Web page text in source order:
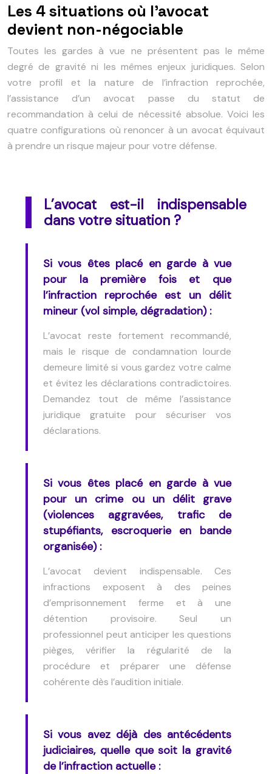
Les 4 situations où l’avocat
devient non-négociable
Toutes les gardes à vue ne présentent pas le même
degré de gravité ni les mêmes enjeux juridiques. Selon
votre profil et la nature de l’infraction reprochée,
l’assistance d’un avocat passe du statut de
recommandation à celui de nécessité absolue. Voici les
quatre configurations où renoncer à un avocat équivaut
à prendre un risque majeur pour votre défense.
L’avocat est-il indispensable
dans votre situation ?
Si vous êtes placé en garde à vue
pour la première fois et que
l’infraction reprochée est un délit
mineur (vol simple, dégradation) :
L’avocat reste fortement recommandé,
mais le risque de condamnation lourde
demeure limité si vous gardez votre calme
et évitez les déclarations contradictoires.
Demandez tout de même l’assistance
juridique gratuite pour sécuriser vos
déclarations.
Si vous êtes placé en garde à vue
pour un crime ou un délit grave
(violences aggravées, trafic de
stupéfiants, escroquerie en bande
organisée) :
L’avocat devient indispensable. Ces
infractions exposent à des peines
d’emprisonnement ferme et à une
détention provisoire. Seul un
professionnel peut anticiper les questions
pièges, vérifier la régularité de la
procédure et préparer une défense
cohérente dès l’audition initiale.
Si vous avez déjà des antécédents
judiciaires, quelle que soit la gravité
de l’infraction actuelle :